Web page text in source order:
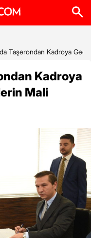
Taşerondan Kadroya
Kadroya
Mali